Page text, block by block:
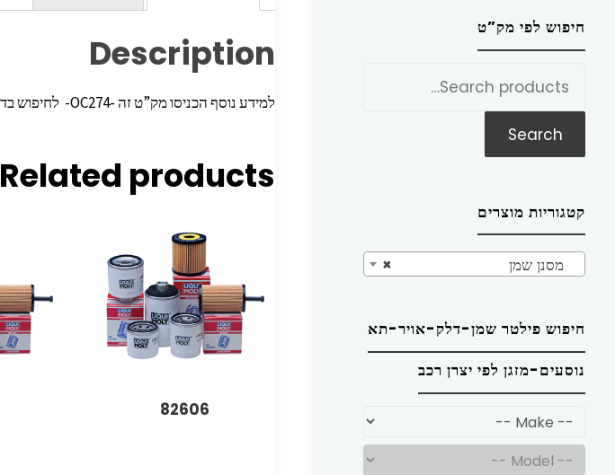
Description
למידע נוסף הכניסו מק”ט זה -OC274- לחיפוש בדף הקישור באתר היצרן
Related products
82606
חיפוש לפי מק”ט
Search
קטגוריות מוצרים
× מסנן שמן
חיפוש פילטר שמן-דלק-אויר-תא
נוסעים-מזגן לפי יצרן רכב